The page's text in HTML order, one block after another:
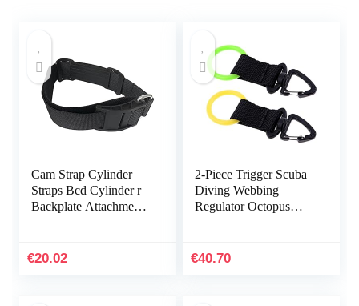
Cam Strap Cylinder
Straps Bcd Cylinder r
Backplate Attachment-
€20.02
2-Piece Trigger Scuba
Diving Webbing
Regulator Octopus
Multi-Colored)
€40.70